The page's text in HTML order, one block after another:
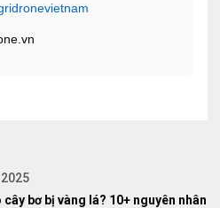
cây bơ bị vàng lá? 10+ nguyên nhân